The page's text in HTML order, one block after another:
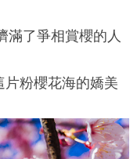
滿了爭相賞櫻的人
粉櫻花海的嬌美